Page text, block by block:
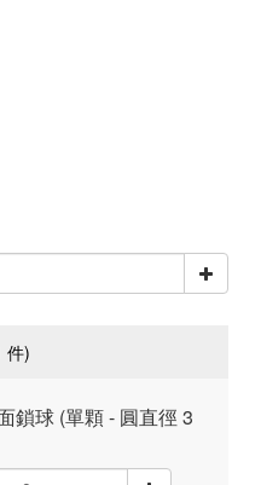
件)
鎖球 (單顆 - 圓直徑 3